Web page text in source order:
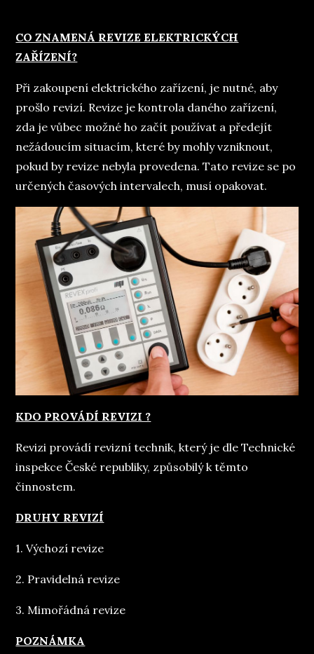
CO ZNAMENÁ REVIZE ELEKTRICKÝCH
ZAŘÍZENÍ?
Při zakoupení elektrického zařízení, je nutné, aby
prošlo revizí. Revize je kontrola daného zařízení,
zda je vůbec možné ho začít používat a předejít
nežádoucím situacím, které by mohly vzniknout,
pokud by revize nebyla provedena. Tato revize se po
určených časových intervalech, musí opakovat.
KDO PROVÁDÍ REVIZI ?
Revizi provádí revizní technik, který je dle Technické
inspekce České republiky, způsobilý k těmto
činnostem.
DRUHY REVIZÍ
1. Výchozí revize
2. Pravidelná revize
3. Mimořádná revize
POZNÁMKA